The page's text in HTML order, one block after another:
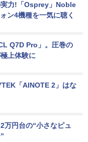
実力!「Osprey」Noble
ン4機種を一気に聴く
Q7D Pro」。圧巻の
上体験に
「AINOTE 2」はな
万円台の“小さなピュ